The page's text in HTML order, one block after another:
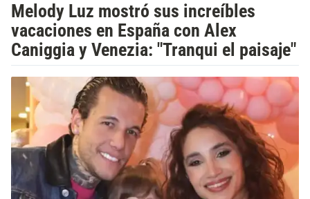
Melody Luz mostró sus increíbles
vacaciones en España con Alex
Caniggia y Venezia: "Tranqui el paisaje"